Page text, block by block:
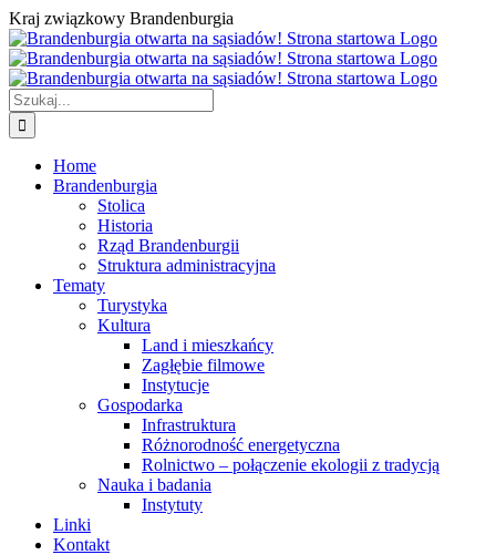
Przejdź
do
zawartości
Kraj związkowy Brandenburgia
Szukaj
Home
Brandenburgia
Stolica
Historia
Rząd Brandenburgii
Struktura administracyjna
Tematy
Turystyka
Kultura
Land i mieszkańcy
Zagłębie filmowe
Instytucje
Gospodarka
Infrastruktura
Różnorodność energetyczna
Rolnictwo – połączenie ekologii z tradycją
Nauka i badania
Instytuty
Linki
Kontakt